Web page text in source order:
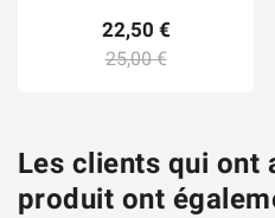
22,50 €
25,00 €
Les clients qui ont
produit ont